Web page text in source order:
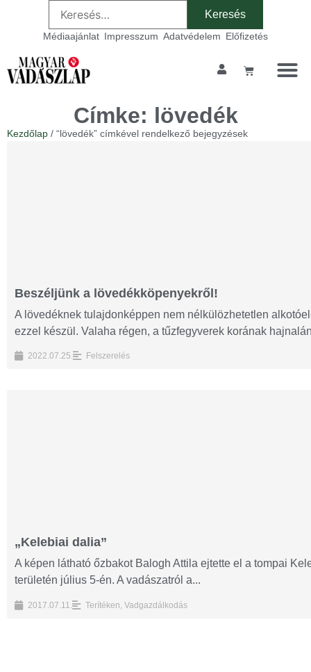
Médiaajánlat Impresszum Adatvédelem Előfizetés
Címke: lövedék
Kezdőlap / “lövedék” címkével rendelkező bejegyzések
Beszéljünk a lövedékköpenyekről!
A lövedéknek tulajdonképpen nem nélkülözhetetlen
ezzel készül. Valaha régen, a tűzfegyverek korának
2022.07.25. Felszerelés
„Kelebiai dalia”
A képen látható őzbakot Balogh Attila ejtette el a tompai
területén július 5-én. A vadászatról a...
2017.07.11. Terítéken Vadgazdálkodás